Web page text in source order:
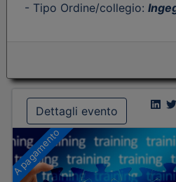
- Tipo Ordine/collegio:
Dettagli evento
A pagamento